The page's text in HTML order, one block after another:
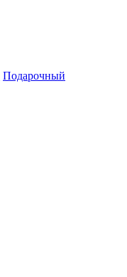
Подарочный